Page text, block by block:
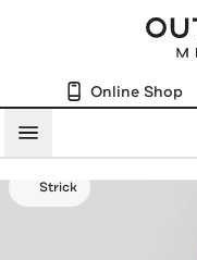
Online Shop
Menü
Strick